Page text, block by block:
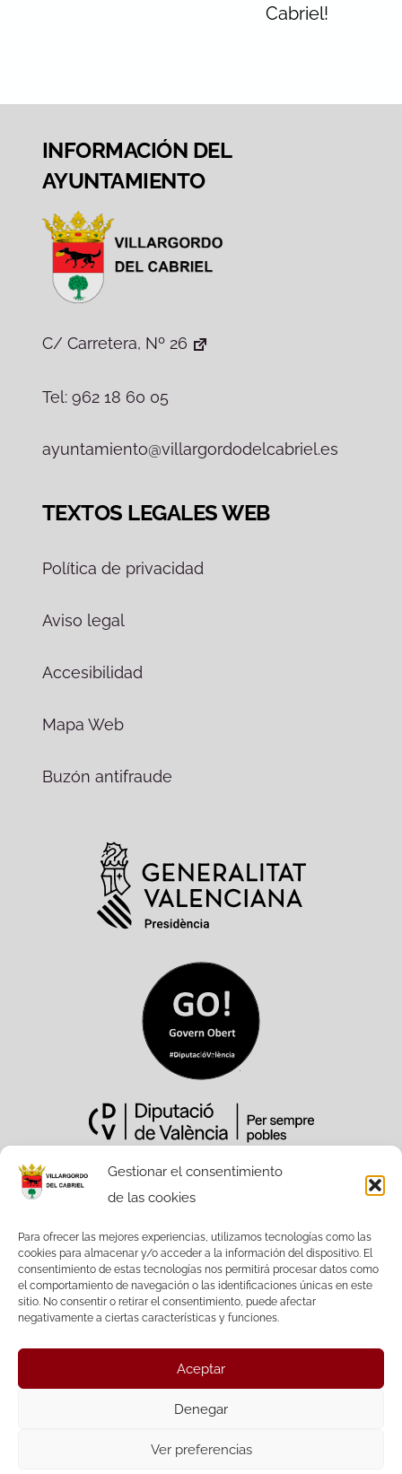
Gestionar el consentimiento
de las cookies
Para ofrecer las mejores experiencias, utilizamos tecnologías como las
cookies para almacenar y/o acceder a la información del dispositivo. El
consentimiento de estas tecnologías nos permitirá procesar datos como
el comportamiento de navegación o las identificaciones únicas en este
sitio. No consentir o retirar el consentimiento, puede afectar
negativamente a ciertas características y funciones.
Aceptar
Denegar
Ver preferencias
Cabriel!
INFORMACIÓN DEL
AYUNTAMIENTO
C/ Carretera, Nº 26
Tel: 962 18 60 05
ayuntamiento@villargordodelcabriel.es
TEXTOS LEGALES WEB
Política de privacidad
Aviso legal
Accesibilidad
Mapa Web
Buzón antifraude
Conselleria de Participación,
Transparencia, Cooperación y Calidad
Democrática, como por la Diputación
Provincial de València.